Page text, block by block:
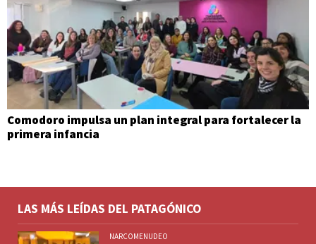
Comodoro impulsa un plan integral para fortalecer la
primera infancia
LAS MÁS LEÍDAS DEL PATAGÓNICO
NARCOMENUDEO